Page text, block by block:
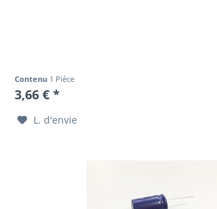
Contenu 1 Pièce
3,66 € *
L. d'envie